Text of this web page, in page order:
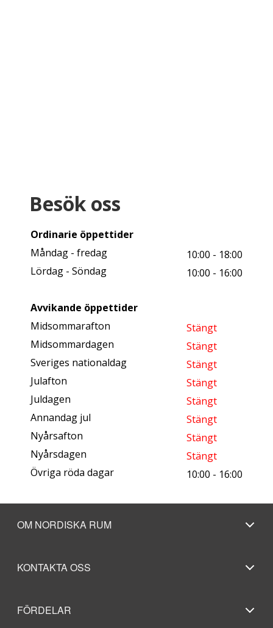
Besök oss
Ordinarie öppettider
Måndag - fredag
10:00 - 18:00
Lördag - Söndag
10:00 - 16:00
Avvikande öppettider
Midsommarafton
Stängt
Midsommardagen
Stängt
Sveriges nationaldag
Stängt
Julafton
Stängt
Juldagen
Stängt
Annandag jul
Stängt
Nyårsafton
Stängt
Nyårsdagen
Stängt
Övriga röda dagar
10:00 - 16:00
OM NORDISKA RUM
KONTAKTA OSS
FÖRDELAR